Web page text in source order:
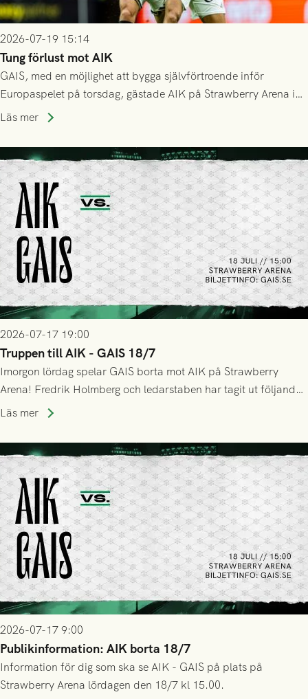
2026-07-19 15:14
Tung förlust mot AIK
GAIS, med en möjlighet att bygga självförtroende inför
Europaspelet på torsdag, gästade AIK på Strawberry Arena i
Stockholm . Men trots konstant hotande i första halvlek av
lyckades få in 2-0.
Läs mer
2026-07-17 19:00
Truppen till AIK - GAIS 18/7
Imorgon lördag spelar GAIS borta mot AIK på Strawberry
Arena! Fredrik Holmberg och ledarstaben har tagit ut följande
trupp till matchen:
Läs mer
2026-07-17 9:00
Publikinformation: AIK borta 18/7
Information för dig som ska se AIK - GAIS på plats på
Strawberry Arena lördagen den 18/7 kl 15.00.